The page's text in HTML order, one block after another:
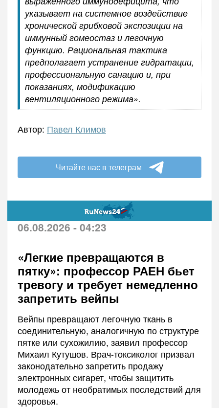
указывает на системное воздействие
хронической грибковой экспозиции на
иммунный гомеостаз и легочную
функцию. Рациональная тактика
предполагает устранение гидратации,
профессиональную санацию и, при
показаниях, модификацию
вентиляционного режима».
Автор: Павел Климов
Читайте нас в телеграм
06.08.2026 - 04:23
«Легкие превращаются в
пятку»: профессор РАЕН бьет
тревогу и требует немедленно
запретить вейпы
Вейпы превращают легочную ткань в
соединительную, аналогичную по структуре
пятке или сухожилию, заявил профессор
Михаил Кутушов. Врач-токсиколог призвал
законодательно запретить продажу
электронных сигарет, чтобы защитить
молодежь от необратимых последствий для
здоровья.